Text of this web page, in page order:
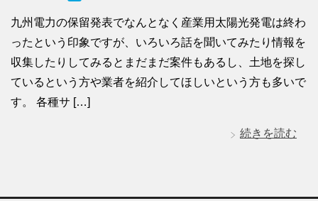
九州電力の保留発表でなんとなく産業用太陽光発電は終わ
ったという印象ですが、いろいろ話を聞いてみたり情報を
収集したりしてみるとまだまだ案件もあるし、土地を探し
ているという方や業者を紹介してほしいという方も多いで
す。 各種サ […]
続きを読む